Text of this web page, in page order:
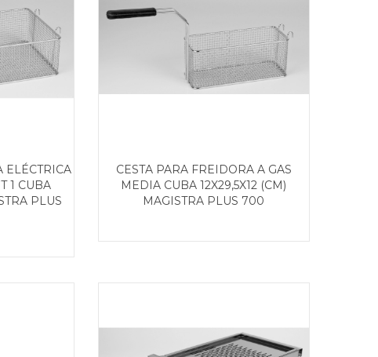
ELÉCTRICA
1 CUBA
PLUS
CESTA PARA FREIDORA A GAS
MEDIA CUBA 12X29,5X12 (CM)
MAGISTRA PLUS 700